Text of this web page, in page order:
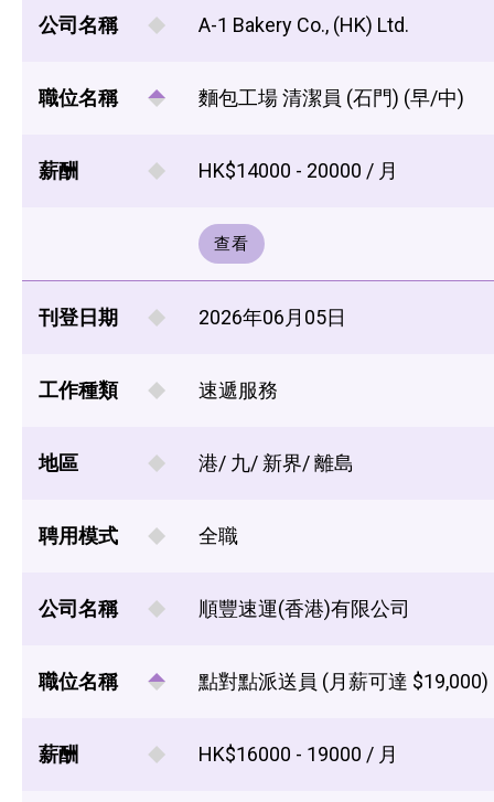
公司名稱 A-1 Bakery Co., (HK) Ltd.
職位名稱 麵包工場 清潔員 (石門) (早/中)
薪酬 HK$14000 - 20000 / 月
查看
刊登日期 2026年06月05日
工作種類 速遞服務
地區 港/ 九/ 新界/ 離島
聘用模式 全職
公司名稱 順豐速運(香港)有限公司
職位名稱 點對點派送員 (月薪可達 $19,000)
薪酬 HK$16000 - 19000 / 月